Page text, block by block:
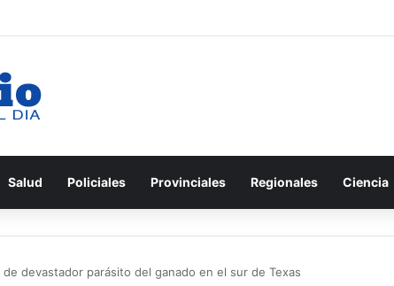
Salud Policiales Provinciales Regionales Ciencia
devastador parásito del ganado en el sur de Texas